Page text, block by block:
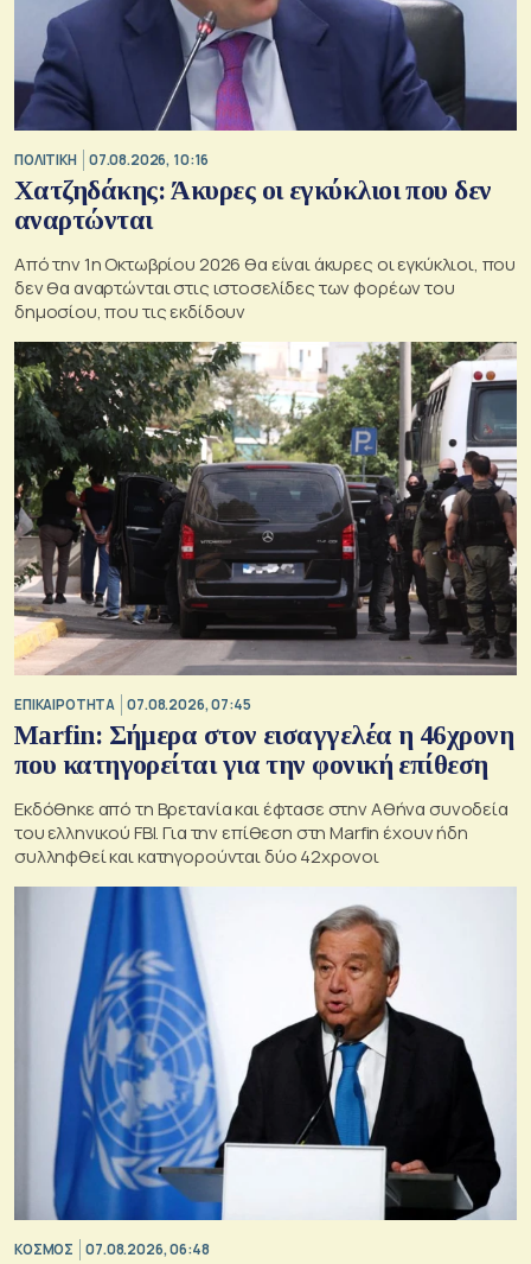
ΠΟΛΙΤΙΚΗ 07.08.2026, 10:16
Χατζηδάκης: Άκυρες οι εγκύκλιοι που δεν
αναρτώνται
Από την 1η Οκτωβρίου 2026 θα είναι άκυρες οι εγκύκλιοι, που
δεν θα αναρτώνται στις ιστοσελίδες των φορέων του
δημοσίου, που τις εκδίδουν
ΕΠΙΚΑΙΡΟΤΗΤΑ 07.08.2026, 07:45
Marfin: Σήμερα στον εισαγγελέα η 46χρονη
που κατηγορείται για την φονική επίθεση
Εκδόθηκε από τη Βρετανία και έφτασε στην Αθήνα συνοδεία
του ελληνικού FBI. Για την επίθεση στη Marfin έχουν ήδη
συλληφθεί και κατηγορούνται δύο 42χρονοι
ΚΟΣΜΟΣ 07.08.2026, 06:48